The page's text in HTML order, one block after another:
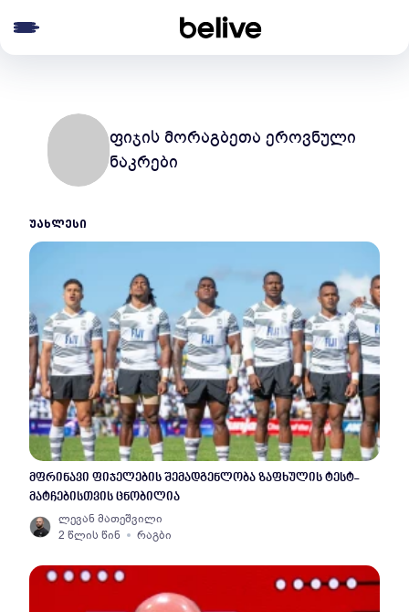
ფიჯის მორაგბეთა ეროვნული
ნაკრები
ᲣᲐᲮᲚᲔᲡᲘ
მფრინავი ფიჯელების შემადგენლობა ზაფხულის ტესტ-
მატჩებისთვის ცნობილია
ლევან მათეშვილი
2 წლის წინ
რაგბი